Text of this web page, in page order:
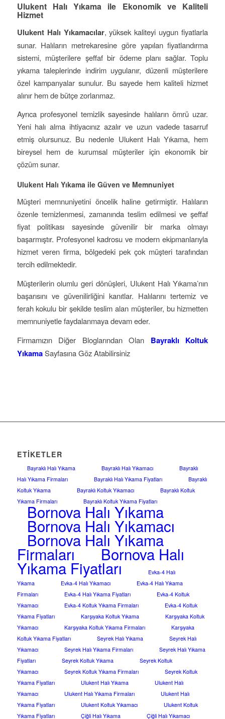
Ulukent Halı Yıkama ile Ekonomik ve Kaliteli
Hizmet
Ulukent Halı Yıkamacılar, yüksek kaliteyi uygun fiyatlarla
sunar. Halıların metrekaresine göre yapılan fiyatlandırma
sistemi, müşterilere şeffaf bir ödeme planı sağlar. Toplu
yıkama taleplerinde indirim uygulanır, düzenli müşterilere
özel kampanyalar sunulur. Bu sayede hem kaliteli hizmet
alınır hem de bütçe zorlanmaz.
Ayrıca profesyonel temizlik sayesinde halıların ömrü uzar.
Yeni halı alma ihtiyacınız azalır ve uzun vadede tasarruf
etmiş olursunuz. Bu nedenle Ulukent Halı Yıkama, hem
bireysel hem de kurumsal müşteriler için ekonomik bir
çözüm sunar.
Ulukent Halı Yıkama ile Güven ve Memnuniyet
Müşteri memnuniyetini öncelik haline getirmiştir. Halıların
özenle temizlenmesi, zamanında teslim edilmesi ve şeffaf
fiyat politikası sayesinde güvenilir bir marka olmayı
başarmıştır. Profesyonel kadrosu ve modern ekipmanlarıyla
hizmet veren firma, bölgedeki pek çok müşteri tarafından
tercih edilmektedir.
Müşterilerin olumlu geri dönüşleri, Ulukent Halı Yıkama’nın
başarısını ve güvenilirliğini kanıtlar. Halılarını tertemiz ve
ferah kokulu bir şekilde teslim alan müşteriler, bu hizmetten
memnuniyetle faydalanmaya devam eder.
Firmamızın Diğer Bloglarından Olan Bayraklı Koltuk
YıkamaSayfasına Göz Atabilirsiniz
ETIKETLER
Bayraklı Halı Yıkama Bayraklı Halı Yıkamacı
Bayraklı
Halı Yıkama Firmaları
Bayraklı Halı Yıkama Fiyatları
Bayraklı
Koltuk Yıkama
Bayraklı Koltuk Yıkamacı
Bayraklı Koltuk
Yıkama Firmaları
Bayraklı Koltuk Yıkama Fiyatları
Bornova Halı Yıkama
Bornova Halı Yıkamacı
Bornova Halı Yıkama
Firmaları Bornova Halı
Yıkama Fiyatları
Evka-4 Halı
Yıkama
Evka-4 Halı Yıkamacı
Evka-4 Halı Yıkama
Firmaları
Evka-4 Halı Yıkama Fiyatları
Evka-4 Koltuk
Yıkamacı
Evka-4 Koltuk Yıkama Firmaları
Evka-4 Koltuk
Yıkama Fiyatları
Karşıyaka Koltuk Yıkama
Karşıyaka Koltuk
Yıkamacı
Karşıyaka Koltuk Yıkama Firmaları
Karşıyaka
Koltuk Yıkama Fiyatları
Seyrek Halı Yıkama
Seyrek Halı
Yıkamacı
Seyrek Halı Yıkama Firmaları
Seyrek Halı Yıkama
Fiyatları
Seyrek Koltuk Yıkama
Seyrek Koltuk
Yıkamacı
Seyrek Koltuk Yıkama Firmaları
Seyrek Koltuk
Yıkama Fiyatları
Ulukent Halı Yıkama
Ulukent Halı
Yıkamacı
Ulukent Halı Yıkama Firmaları
Ulukent Halı
Yıkama Fiyatları
Ulukent Koltuk Yıkamacı
Ulukent Koltuk
Yıkama Fiyatları
Çiğli Halı Yıkama Çiğli Halı Yıkamacı